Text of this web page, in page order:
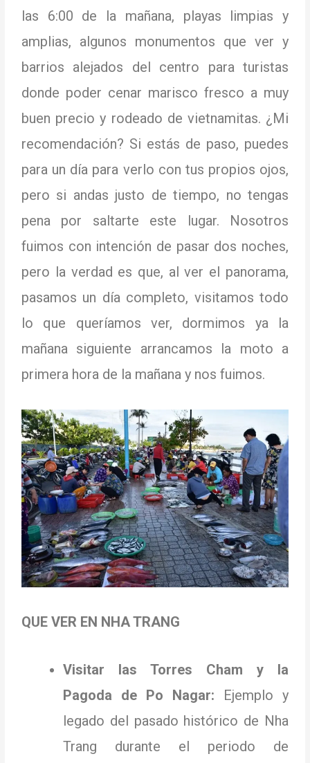
las 6:00 de la mañana, playas limpias y
amplias, algunos monumentos que ver y
barrios alejados del centro para turistas
donde poder cenar marisco fresco a muy
buen precio y rodeado de vietnamitas. ¿Mi
recomendación? Si estás de paso, puedes
para un día para verlo con tus propios ojos,
pero si andas justo de tiempo, no tengas
pena por saltarte este lugar. Nosotros
fuimos con intención de pasar dos noches,
pero la verdad es que, al ver el panorama,
pasamos un día completo, visitamos todo
lo que queríamos ver, dormimos ya la
mañana siguiente arrancamos la moto a
primera hora de la mañana y nos fuimos.
QUE VER EN NHA TRANG
Visitar las Torres Cham y la
Pagoda de Po Nagar: Ejemplo y
legado del pasado histórico de Nha
Trang durante el periodo de